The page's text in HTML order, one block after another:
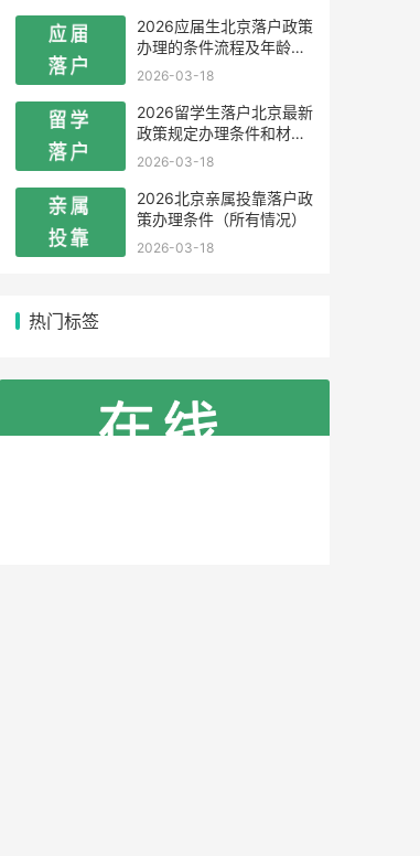
2026应届生北京落户政策
办理的条件流程及年龄限
制
2026-03-18
2026留学生落户北京最新
政策规定办理条件和材料
及流程
2026-03-18
2026北京亲属投靠落户政
策办理条件（所有情况）
2026-03-18
热门标签